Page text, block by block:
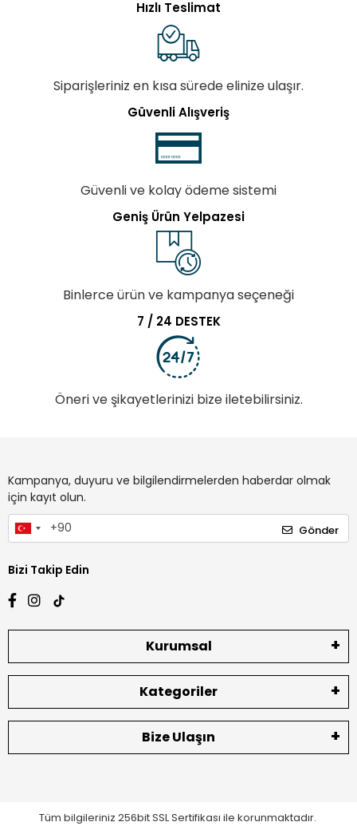
Hızlı Teslimat
Siparişleriniz en kısa sürede elinize ulaşır.
Güvenli Alışveriş
Güvenli ve kolay ödeme sistemi
Geniş Ürün Yelpazesi
Binlerce ürün ve kampanya seçeneği
7 / 24 DESTEK
Öneri ve şikayetlerinizi bize iletebilirsiniz.
Kampanya, duyuru ve bilgilendirmelerden haberdar olmak
için kayıt olun.
Gönder
Bizi Takip Edin
Kurumsal
Kategoriler
Bize Ulaşın
Tüm bilgileriniz 256bit SSL Sertifikası ile korunmaktadır.